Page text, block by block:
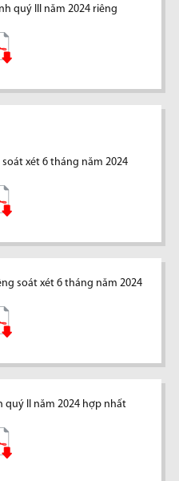
quý III năm 2024 riêng
xét 6 tháng năm 2024
soát xét 6 tháng năm 2024
quý II năm 2024 hợp nhất